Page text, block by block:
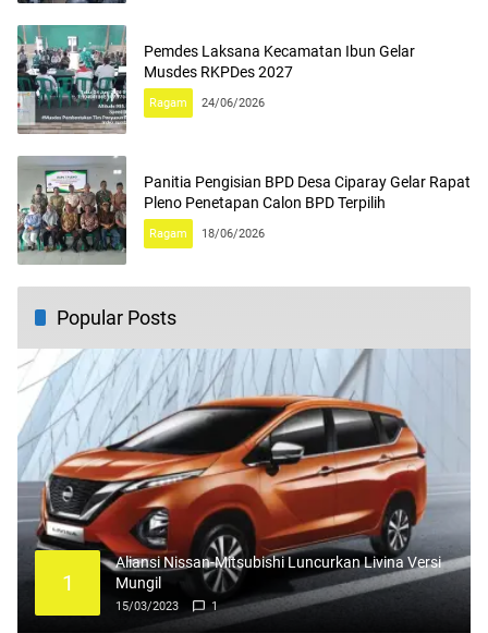
Pemdes Laksana Kecamatan Ibun Gelar
Musdes RKPDes 2027
Ragam 24/06/2026
Panitia Pengisian BPD Desa Ciparay Gelar Rapat
Pleno Penetapan Calon BPD Terpilih
Ragam 18/06/2026
Popular Posts
1
Aliansi Nissan-Mitsubishi Luncurkan Livina Versi
Mungil
15/03/2023 1